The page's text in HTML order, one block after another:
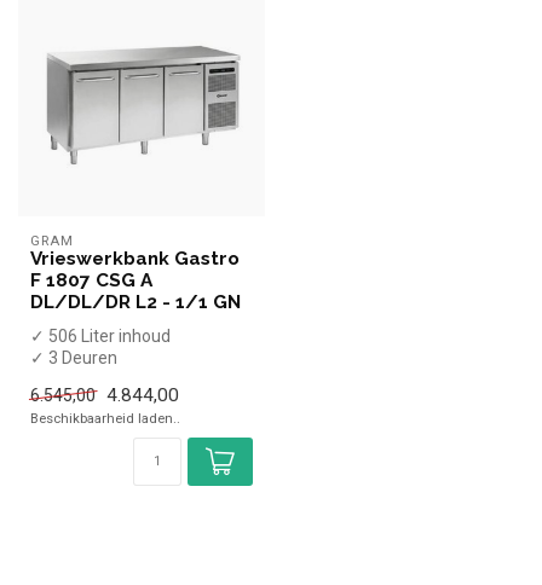
GRAM
Vrieswerkbank Gastro
F 1807 CSG A
DL/DL/DR L2 - 1/1 GN
✓ 506 Liter inhoud
✓ 3 Deuren
✓ Geforceerd
✓ Breedte 172...
6.545,00 4.844,00
Beschikbaarheid laden..